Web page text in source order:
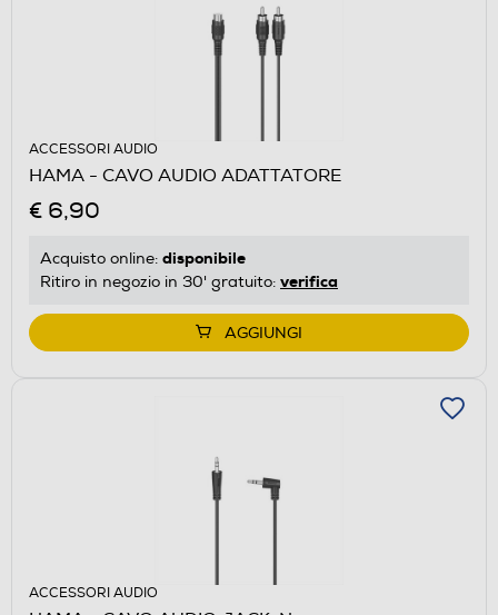
ACCESSORI AUDIO
HAMA - CAVO AUDIO ADATTATORE
€ 6,90
Acquisto online: disponibile
Ritiro in negozio in 30' gratuito: verifica
AGGIUNGI
ACCESSORI AUDIO